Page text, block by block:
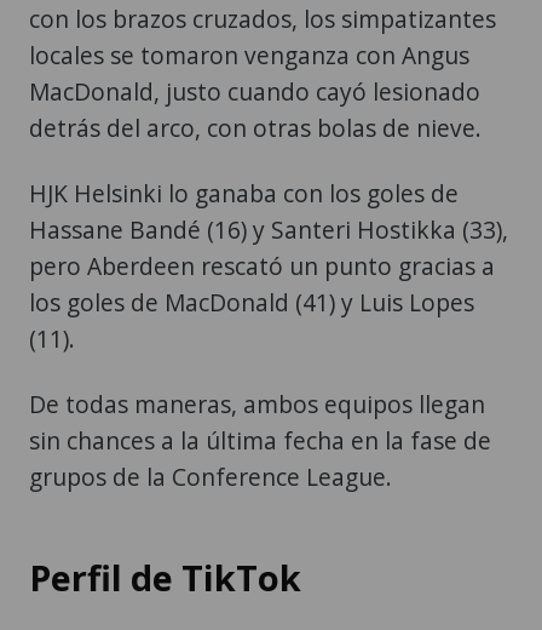
con los brazos cruzados, los simpatizantes
locales se tomaron venganza con Angus
MacDonald, justo cuando cayó lesionado
detrás del arco, con otras bolas de nieve.
HJK Helsinki lo ganaba con los goles de
Hassane Bandé (16) y Santeri Hostikka (33),
pero Aberdeen rescató un punto gracias a
los goles de MacDonald (41) y Luis Lopes
(11).
De todas maneras, ambos equipos llegan
sin chances a la última fecha en la fase de
grupos de la Conference League.
Perfil de TikTok